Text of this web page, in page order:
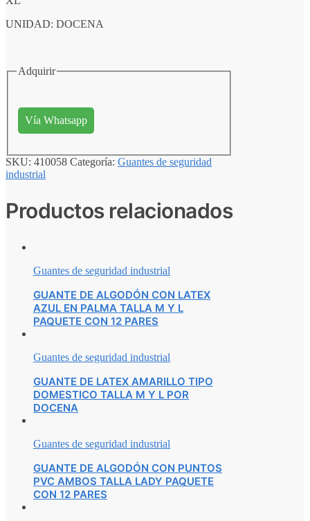
UNIDAD: DOCENA
Adquirir
Vía Whatsapp
SKU: 410058 Categoría: Guantes de seguridad
industrial
Productos relacionados
Guantes de seguridad industrial
GUANTE DE ALGODÓN CON LATEX
AZUL EN PALMA TALLA M Y L
PAQUETE CON 12 PARES
Guantes de seguridad industrial
GUANTE DE LATEX AMARILLO TIPO
DOMESTICO TALLA M Y L POR
DOCENA
Guantes de seguridad industrial
GUANTE DE ALGODÓN CON PUNTOS
PVC AMBOS TALLA LADY PAQUETE
CON 12 PARES